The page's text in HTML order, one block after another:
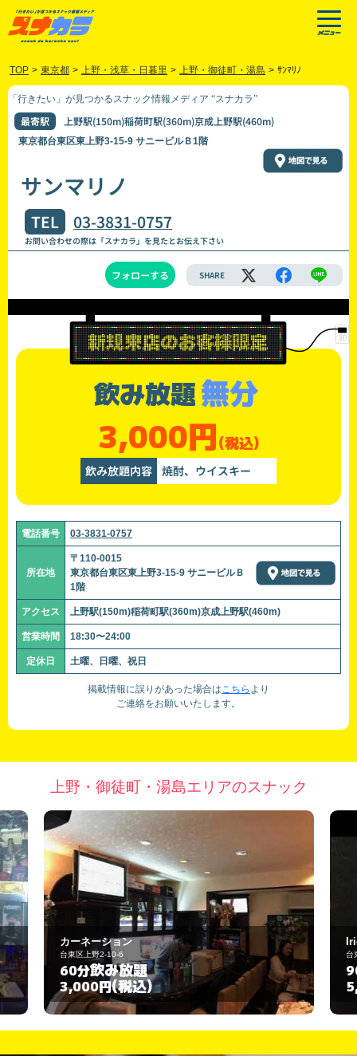
TOP > 東京都 > 上野・浅草・日暮里 > 上野・御徒町・湯島 > ｻﾝﾏﾘﾉ
「行きたい」が見つかるスナック情報メディア “スナカラ”
最寄駅 上野駅(150m)稲荷町駅(360m)京成上野駅(460m)
東京都台東区東上野3-15-9 サニービルＢ1階
サンマリノ
TEL 03-3831-0757
お問い合わせの際は「スナカラ」を見たとお伝え下さい
フォローする SHARE
飲み放題無分
3,000円(税込)
飲み放題内容 焼酎、ウイスキー
電話番号 03-3831-0757
所在地
〒110-0015
東京都台東区東上野3-15-9 サニービルＢ
1階
アクセス 上野駅(150m)稲荷町駅(360m)京成上野駅(460m)
営業時間 18:30〜24:00
定休日 土曜、日曜、祝日
掲載情報に誤りがあった場合はこちら より
ご連絡をお願いいたします。
上野・御徒町・湯島エリアのスナック
ネーション
上野2-10-6
飲み放題
円 (税込)
Irie（アイリー）
台東区上野2-8-7
90分飲み放題
5,000円 (税